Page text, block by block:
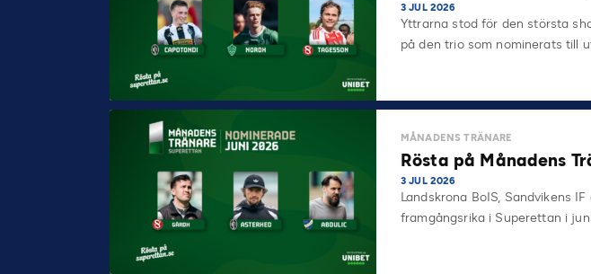
3 JUL 2026
Yttrarna stod för den största
på den trio som nominerats till
MÅNADENS TRÄNARE
Rösta på Månadens
3 JUL 2026
Landskrona BoIS, Sandvikens
framgångsrika i Superettan i